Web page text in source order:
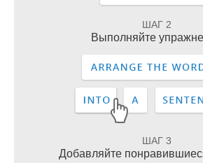
ШАГ 2
Выполняйте
ШАГ 3
Добавляйте